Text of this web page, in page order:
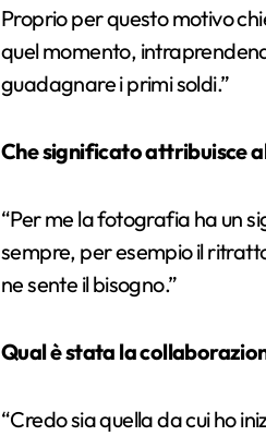
Proprio per questo motivo
quel momento,
guadagnare i primi soldi.”
Che significato attribuisce
“Per me la fotografia ha un
sempre, per esempio il
ne sente il bisogno.”
Qual è stata la
“Credo sia quella da cui ho